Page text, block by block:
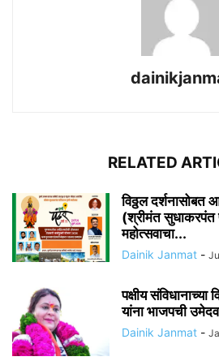
RELATED
विठ्ठल
(श्रीमंत सुधाकरपंत
महोत्सवाचा...
Dainik Janmat -
पक्षीय संविधानाच्या
यांना भाजपची
Dainik Janmat -